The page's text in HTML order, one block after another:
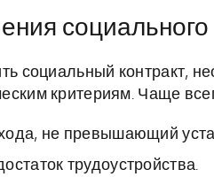
социального
социальный контракт,
критериям. Чаще
не превышающий
трудоустройства.